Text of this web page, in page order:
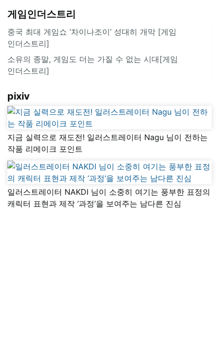
게임인더스트리
중국 최대 게임쇼 ‘차이나조이’ 성대히 개막 [게임
인더스트리]
소유의 종말, 게임도 더는 가질 수 없는 시대[게임
인더스트리]
pixiv
지금 실력으로 재도전! 일러스트레이터 Nagu 님이 전하는
작품 리메이크 포인트
일러스트레이터 NAKDI 님이 소중히 여기는 풍부한 표정의
캐릭터 표현과 제작 ‘과정’을 보여주는 남다른 진심